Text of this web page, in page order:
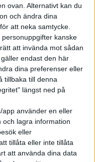
ovan. Alternativt kan du
och ändra dina
att neka samtycke.
kanske
att invända mot sådan
endast den här
dina preferenser eller
tillbaka till denna
längst ned på
använder en eller
och lagra information
eller
tillåta eller inte tillåta
att använda dina data
5,45